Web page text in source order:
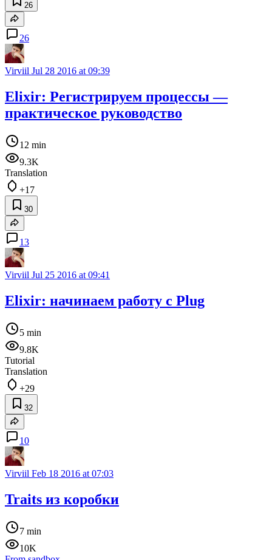
26
26
Virviil Jul 28 2016 at 09:39
Elixir: Регистрируем процессы —
практическое руководство
12 min
9.3K
Translation
+17
30
13
Virviil Jul 25 2016 at 09:41
Elixir: начинаем работу с Plug
5 min
9.8K
Tutorial
Translation
+29
32
10
Virviil Feb 18 2016 at 07:03
Traits из коробки
7 min
10K